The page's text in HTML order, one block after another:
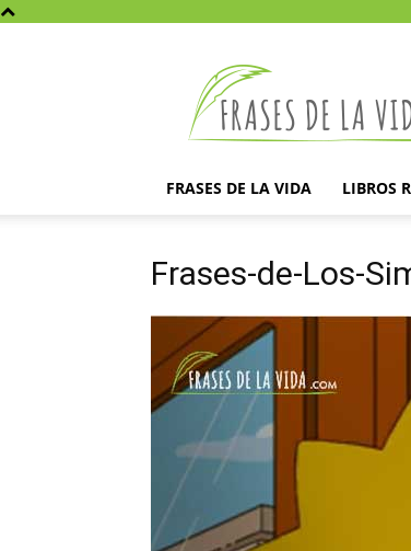
la
vida
FRASES DE LA VIDA LIBROS
Frases-de-Los-